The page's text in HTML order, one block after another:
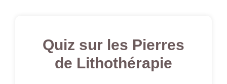
Quiz sur les Pierres
de Lithothérapie